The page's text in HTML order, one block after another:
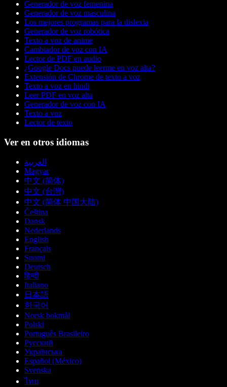
Generador de voz femenina
Generador de voz masculina
Los mejores programas para la dislexia
Generador de voz robótica
Texto a voz de anime
Cambiador de voz con IA
Lector de PDF en audio
¿Google Docs puede leerme en voz alta?
Extensión de Chrome de texto a voz
Texto a voz en hindi
Leer PDF en voz alta
Generador de voz con IA
Texto a voz
Lector de texto
Ver en otros idiomas
العربية
Magyar
中文 (简体)
中文 (台灣)
中文 (简体 中国大陆)
Čeština
Dansk
Nederlands
English
Français
Suomi
Deutsch
हिन्दी
Italiano
日本語
한국어
Norsk bokmål
Polski
Português Brasileiro
Русский
Українська
Español (México)
Svenska
ไทย